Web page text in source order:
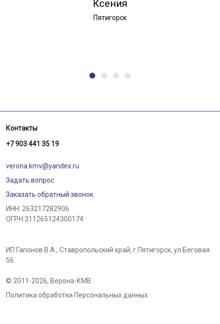
Ксения
Пятигорск
Контакты
+7 903 441 35 19
verona.kmv@yandex.ru
Задать вопрос
Заказать обратный звонок
ИНН: 263217282906
ОГРН:311265124300174
ИП Гапонов В.А., Ставропольский край, г.Пятигорск, ул.Беговая
56
© 2011-2026, Верона-КМВ
Политика обработки Персональных данных